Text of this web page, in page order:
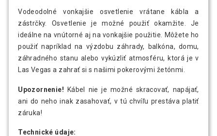
Vodeodolné vonkajšie osvetlenie vrátane kábla a
zástrčky. Osvetlenie je možné použiť okamžite. Je
ideálne na vnútorné aj na vonkajšie použitie. Môžete ho
použiť napríklad na výzdobu záhrady, balkóna, domu,
záhradného stanu alebo vykúzliť atmosféru, ktorá je v
Las Vegas a zahrať si s našimi pokerovými žetónmi.
Upozornenie! Kábel nie je možné skracovať, napájať,
ani do neho inak zasahovať, v tú chvíľu prestáva platiť
záruka!
Technické údaje: